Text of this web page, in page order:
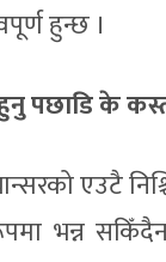
हुन्छ ।
पछाडि के
एउटै
भन्न